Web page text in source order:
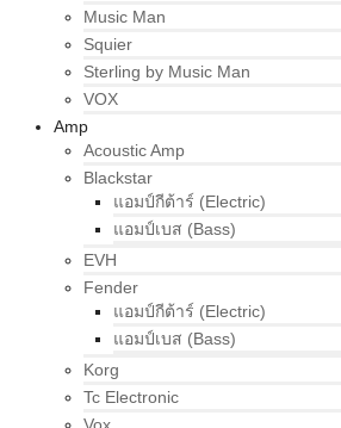
Music Man
Squier
Sterling by Music Man
VOX
Amp
Acoustic Amp
Blackstar
แอมป์กีต้าร์ (Electric)
แอมป์เบส (Bass)
EVH
Fender
แอมป์กีต้าร์ (Electric)
แอมป์เบส (Bass)
Korg
Tc Electronic